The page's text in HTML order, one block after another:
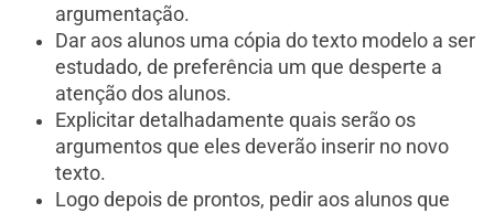
argumentação.
Dar aos alunos uma cópia do texto modelo a ser
estudado, de preferência um que desperte a
atenção dos alunos.
Explicitar detalhadamente quais serão os
argumentos que eles deverão inserir no novo
texto.
Logo depois de prontos, pedir aos alunos que